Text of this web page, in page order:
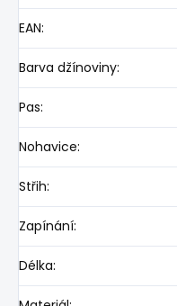
EAN:
Barva džínoviny:
Pas:
Nohavice:
Střih:
Zapínání:
Délka: